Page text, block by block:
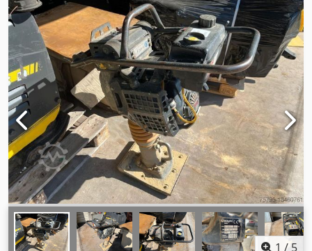
1 / 5